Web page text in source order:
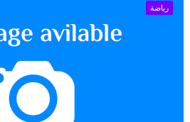
رياضة